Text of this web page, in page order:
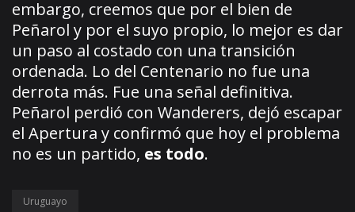
embargo, creemos que por el bien de
Peñarol y por el suyo propio, lo mejor es dar
un paso al costado con una transición
ordenada. Lo del Centenario no fue una
derrota más. Fue una señal definitiva.
Peñarol perdió con Wanderers, dejó escapar
el Apertura y confirmó que hoy el problema
no es un partido, es todo.
Uruguayo